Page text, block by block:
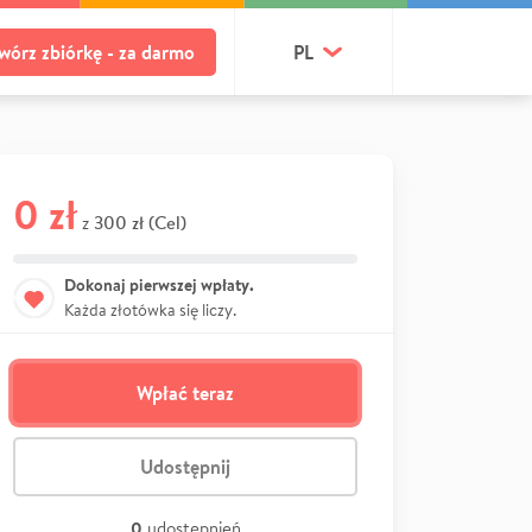
zbiórkę - za darmo PL
0 zł z 300 zł (Cel)
Dokonaj pierwszej wpłaty.
Każda złotówka się liczy.
Wpłać teraz
Udostępnij